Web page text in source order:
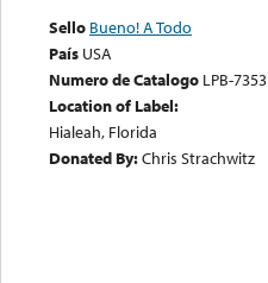
Sello Bueno! A Todo
País USA
Numero de Catalogo LPB-7353
Location of Label:
Hialeah, Florida
Donated By:Chris Strachwitz